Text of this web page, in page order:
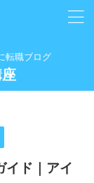
転職ブログ
イド｜アイ